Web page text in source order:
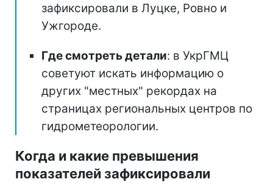
зафиксировали в Луцке, Ровно и
Ужгороде.
Где смотреть детали: в УкрГМЦ
советуют искать информацию о
других "местных" рекордах на
страницах региональных центров по
гидрометеорологии.
Когда и какие превышения
показателей зафиксировали